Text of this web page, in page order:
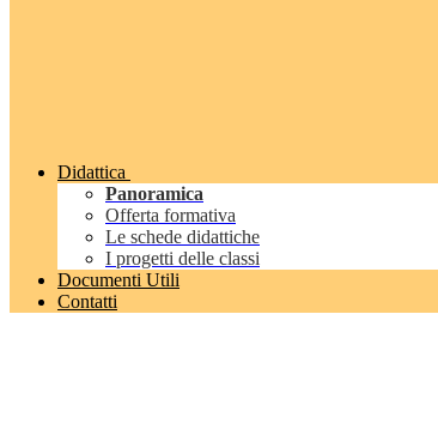
Didattica
Panoramica
Offerta formativa
Le schede didattiche
I progetti delle classi
Documenti Utili
Contatti